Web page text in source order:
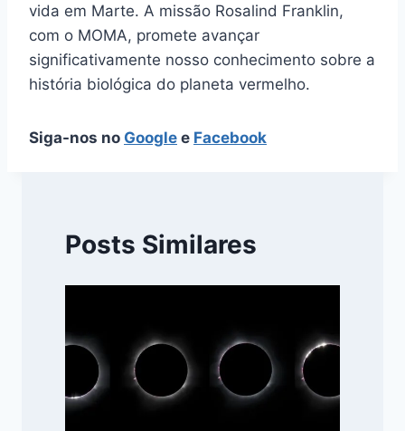
vida em Marte. A missão Rosalind Franklin,
com o MOMA, promete avançar
significativamente nosso conhecimento sobre a
história biológica do planeta vermelho.
Siga-nos no Google e Facebook
Posts Similares